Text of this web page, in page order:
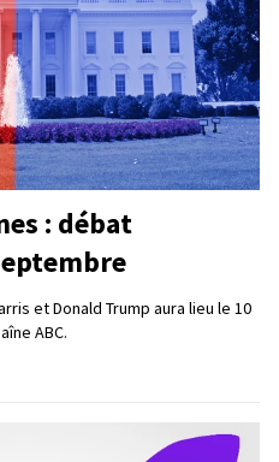
: débat
et Donald Trump aura lieu le 10
ABC.